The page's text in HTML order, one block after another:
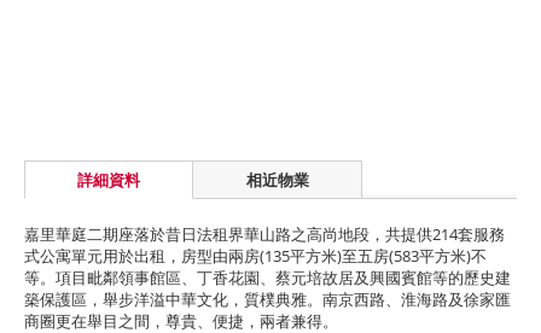
詳細資料 相近物業
嘉里華庭二期座落於昔日法租界華山路之高尚地段，共提供214套服務
式公寓單元用於出租，房型由兩房(135平方米)至五房(583平方米)不
等。項目毗鄰領事館區、丁香花園、蔡元培故居及興國賓館等的歷史建
築保護區，舉步洋溢中華文化，質樸典雅。南京西路、淮海路及徐家匯
商圈更在舉目之間，尊貴、便捷，兩者兼得。